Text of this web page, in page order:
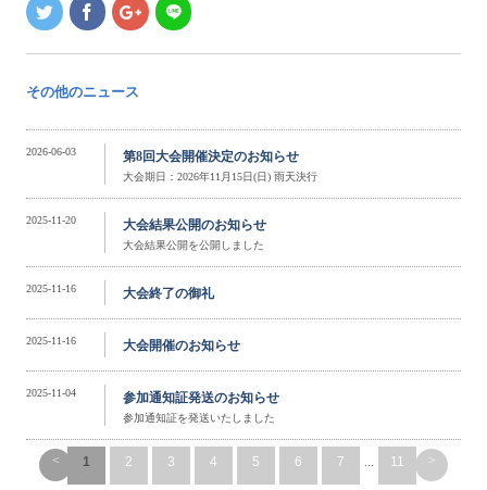
その他のニュース
2026-06-03 第8回大会開催決定のお知らせ
大会期日：2026年11月15日(日) 雨天決行
2025-11-20 大会結果公開のお知らせ
大会結果公開を公開しました
2025-11-16 大会終了の御礼
2025-11-16 大会開催のお知らせ
2025-11-04 参加通知証発送のお知らせ
参加通知証を発送いたしました
< 1 2 3 4 5 6 7 ... 11 >